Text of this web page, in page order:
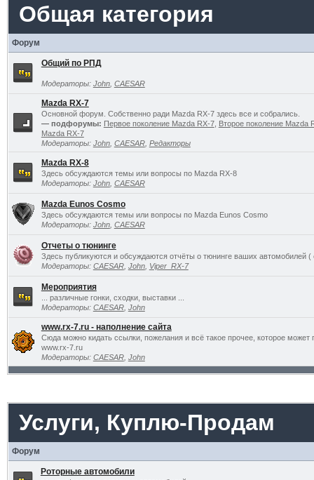
Общая категория
Форум
Общий по РПД
Модераторы: John, CAESAR
Mazda RX-7
Основной форум. Собственно ради Mazda RX-7 здесь все и собрались.
— подфорумы: Первое поколение Mazda RX-7, Второе поколение Mazda
Mazda RX-7
Модераторы: John, CAESAR, Редакторы
Mazda RX-8
Здесь обсуждаются темы или вопросы по Mazda RX-8
Модераторы: John, CAESAR
Mazda Eunos Cosmo
Здесь обсуждаются темы или вопросы по Mazda Eunos Cosmo
Модераторы: John, CAESAR
Отчеты о тюнинге
Здесь публикуются и обсуждаются отчёты о тюнинге ваших автомобилей
Модераторы: CAESAR, John, Viper_RX-7
Мероприятия
... различные гонки, сходки, выставки ...
Модераторы: CAESAR, John
www.rx-7.ru - наполнение сайта
Сюда можно кидать ссылки, пожелания и всё такое прочее, которое может
www.rx-7.ru
Модераторы: CAESAR, John
Услуги, Куплю-Продам
Форум
Роторные автомобили